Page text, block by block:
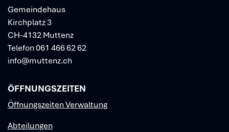
Gemeindehaus
Kirchplatz 3
CH-4132 Muttenz
Telefon061 466 62 62
info@muttenz.ch
ÖFFNUNGSZEITEN
Öffnungszeiten Verwaltung
Abteilungen